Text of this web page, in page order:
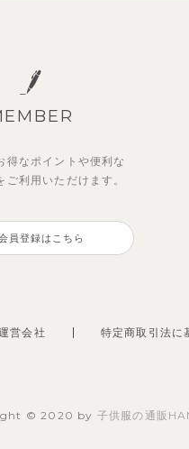
ツ
円（税込）
得なポイントや便利な
ご利用いただけます。
員登録はこちら
営会社 特定商取引法に
© 2020 by 子供服の通販